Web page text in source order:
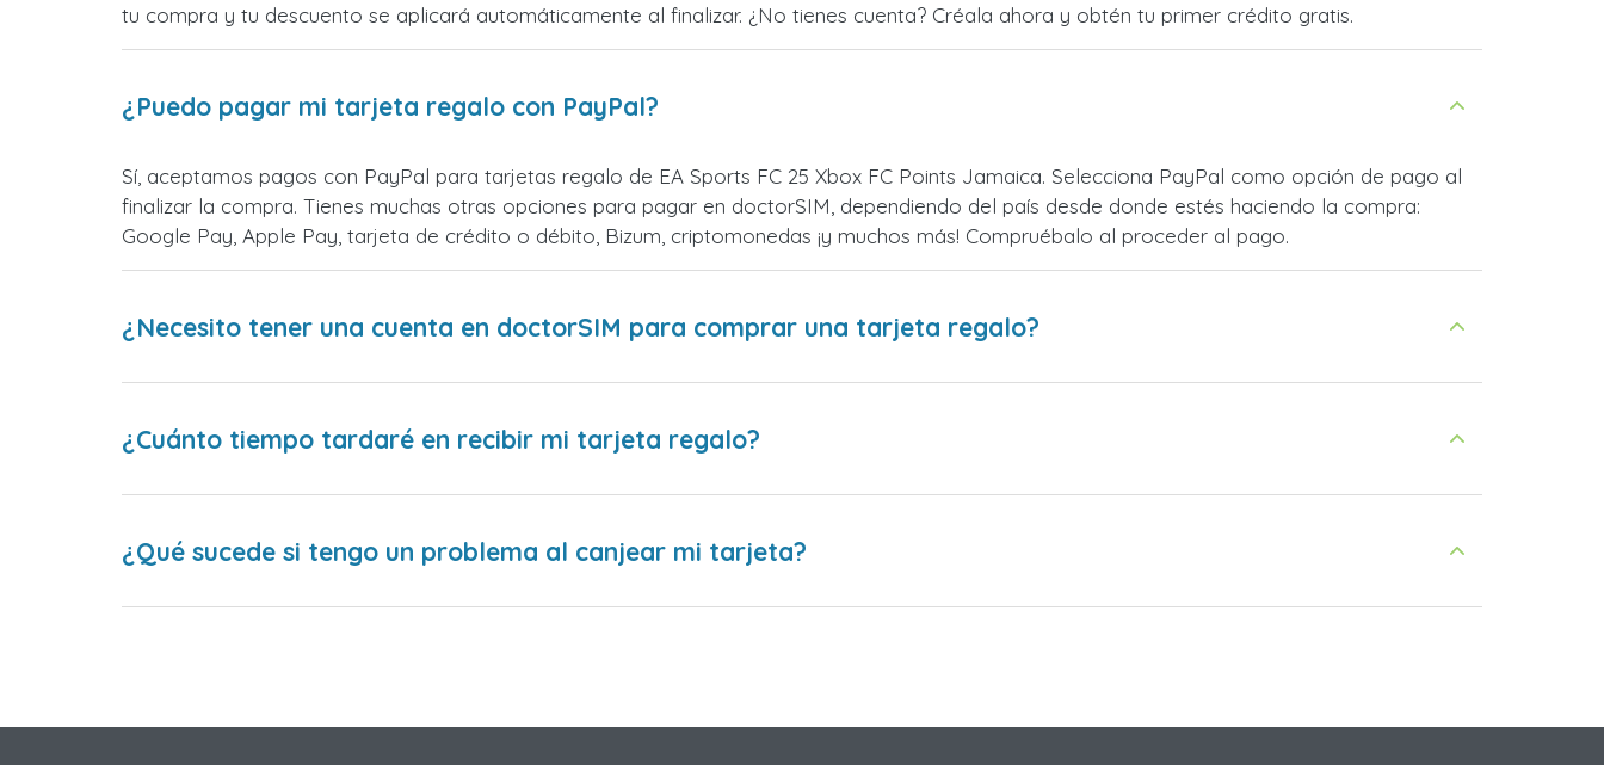
tu compra y tu descuento se aplicará automáticamente al finalizar. ¿No tienes cuenta? Créala ahora y obtén tu primer crédito gratis.
¿Puedo pagar mi tarjeta regalo con PayPal?
Sí, aceptamos pagos con PayPal para tarjetas regalo de EA Sports FC 25 Xbox FC Points Jamaica. Selecciona PayPal como opción de pago al
finalizar la compra. Tienes muchas otras opciones para pagar en doctorSIM, dependiendo del país desde donde estés haciendo la compra:
Google Pay, Apple Pay, tarjeta de crédito o débito, Bizum, criptomonedas ¡y muchos más! Compruébalo al proceder al pago.
¿Necesito tener una cuenta en doctorSIM para comprar una tarjeta regalo?
¿Cuánto tiempo tardaré en recibir mi tarjeta regalo?
¿Qué sucede si tengo un problema al canjear mi tarjeta?